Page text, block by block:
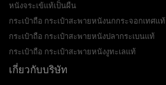
หนังจระเข้แท้เป็นผืน
กระเป๋าถือ กระเป๋าสะพายหนังนกกระจอกเทศแท้
กระเป๋าถือ กระเป๋าสะพายหนังปลากระเบนแท้
กระเป๋าถือ กระเป๋าสะพายหนังงูทะเลแท้
เกี่ยวกับบริษัท